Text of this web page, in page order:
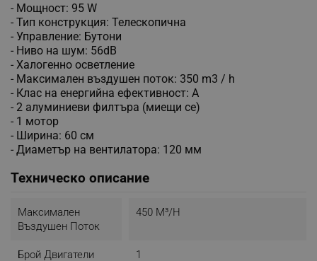
- Мощност: 95 W
- Тип конструкция: Телескопична
- Управление: Бутони
- Ниво на шум: 56dB
- Халогенно осветление
- Максимален въздушен поток: 350 m3 / h
- Клас на енергийна ефективност: A
- 2 алуминиеви филтъра (миещи се)
- 1 мотор
- Ширина: 60 см
- Диаметър на вентилатора: 120 мм
Техническо описание
Mаксимален
Въздушен Поток
450 М³/н
Брой Двигатели 1